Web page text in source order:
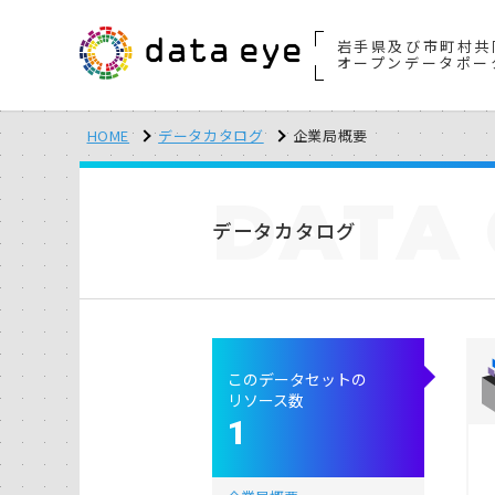
岩手県及び市町村共
オープンデータポー
HOME データカタログ 企業局概要
データカタログ
DATA
このデータセットの
リソース数
1